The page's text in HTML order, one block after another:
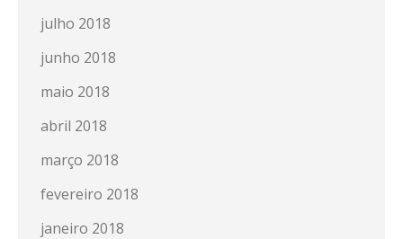
julho 2018
junho 2018
maio 2018
abril 2018
março 2018
fevereiro 2018
janeiro 2018